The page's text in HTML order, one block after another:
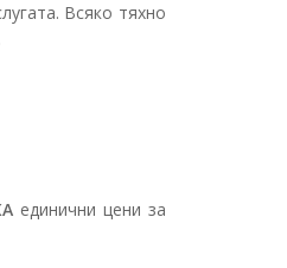
Всяко тяхно
единични цени за